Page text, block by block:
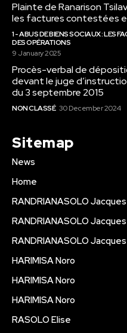
Plainte de Ranarison
les factures contestées
1 - ABUS DE BIENS SOCIAUX : LES
DES OPÉRATIONS
9 January 2025
Procès-verbal de
devant le juge
du 3 septembre 2015
NON CLASSÉ 30 December 2024
Sitemap
News
Home
RANDRIANASOLO Jacques
RANDRIANASOLO Jacques
RANDRIANASOLO Jacques
HARIMISA Noro
HARIMISA Noro
HARIMISA Noro
RASOLO Elise